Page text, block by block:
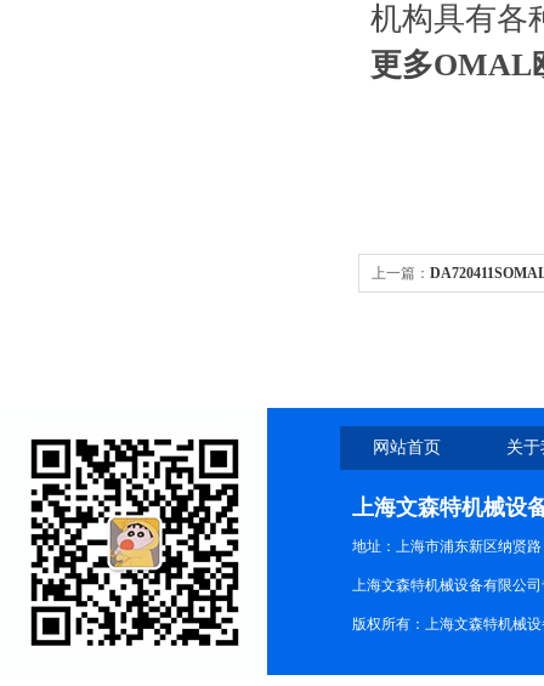
机构具有各
更多OMAL
上一篇：
网站首页 关
上海文森特机械设
地址：上海市浦东新区纳贤路
上海文森特机械设备有限公
版权所有：上海文森特机械